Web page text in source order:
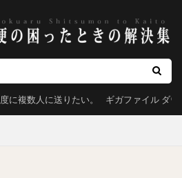
に複数人に送りたい。 ギガファイル ダ